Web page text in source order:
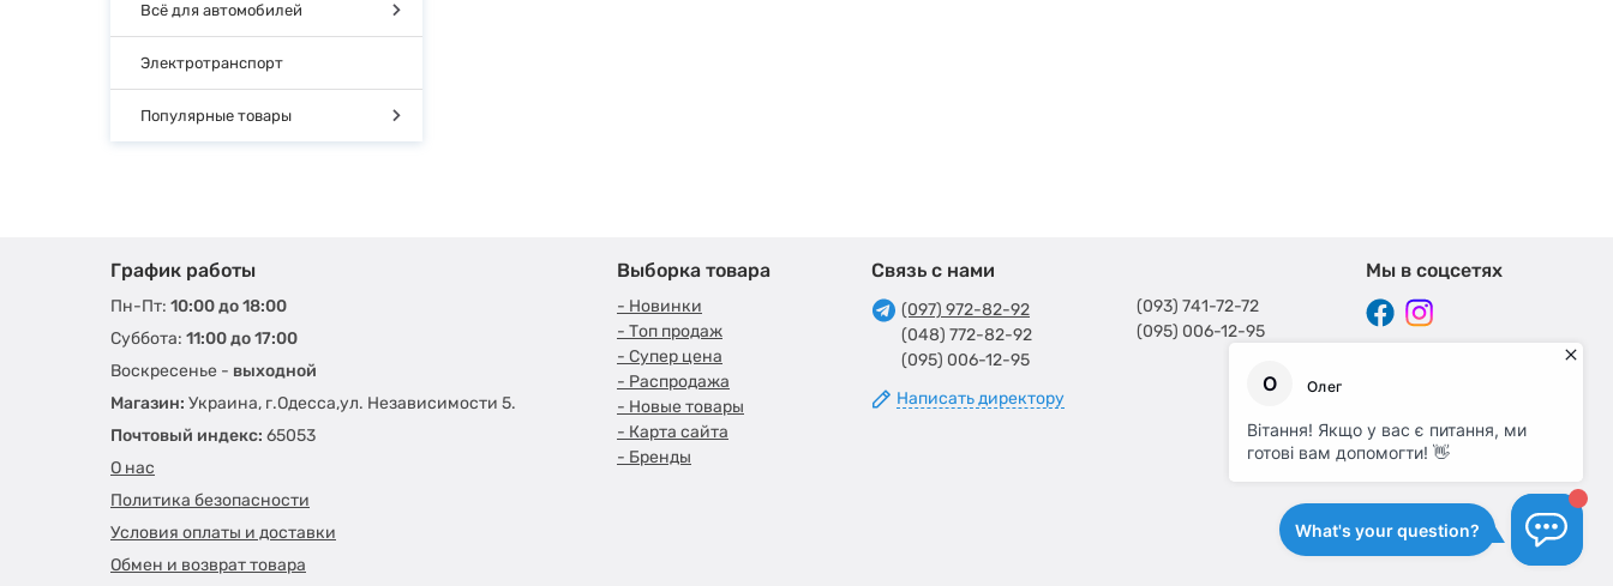
Всё для автомобилей
Электротранспорт
Популярные товары
График работы
Пн-Пт: 10:00 до 18:00
Суббота: 11:00 до 17:00
Воскресенье - выходной
Магазин: Украина, г.Одесса,ул. Независимости 5.
Почтовый индекс: 65053
О нас
Политика безопасности
Условия оплаты и доставки
Обмен и возврат товара
Выборка товара
- Новинки
- Топ продаж
- Супер цена
- Распродажа
- Новые товары
- Карта сайта
- Бренды
Связь с нами
(097) 972-82-92
(048) 772-82-92
(095) 006-12-95
Написать директору
(093) 741-72-72
(095) 006-12-95
Мы в соцсетях